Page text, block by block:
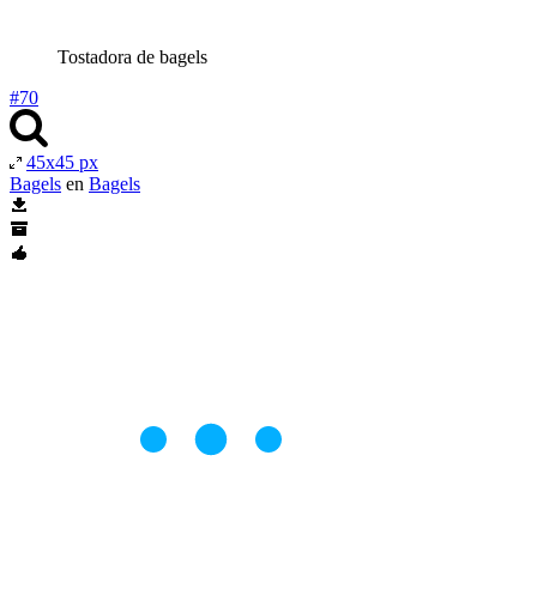
Tostadora de bagels
#70
45x45 px
Bagels en Bagels